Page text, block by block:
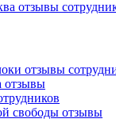
отзывы
отзывы
отзывы
свободы отзывы